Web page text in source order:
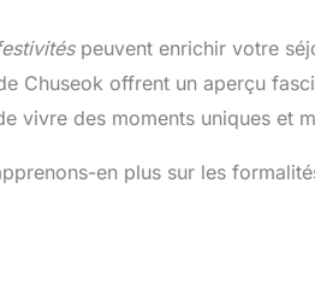
peuvent enrichir votre
Chuseok offrent un aperçu
vivre des moments uniques et
en plus sur les